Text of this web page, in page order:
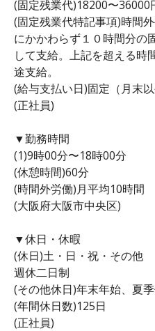
(固定残業代)18200〜36000
(固定残業代特記事項)時間
にかかわらず１０時間分の
して支給。上記を超える時
途支給。
(給与支払い日)固定（月末
(正社員)
▼勤務時間
(1)9時00分〜18時00分
(休憩時間)60分
(時間外労働)月平均10時間
(大阪府大阪市中央区)
▼休日・休暇
(休日)土・日・祝・その他
週休二日制
(その他休日)年末年始、夏
(年間休日数)125日
(正社員)